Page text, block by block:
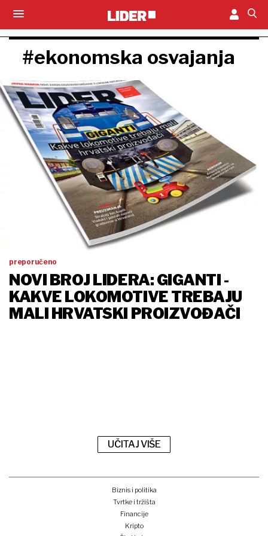
#ekonomska osvajanja
preporučeno
NOVI BROJ LIDERA: GIGANTI -
KAKVE LOKOMOTIVE TREBAJU
MALI HRVATSKI PROIZVOĐAČI
UČITAJ VIŠE
Biznis i politika
Tvrtke i tržišta
Financije
Kripto